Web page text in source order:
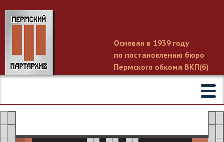
Основан в 1939 году
по постановлению бюро
Пермского обкома ВКП(б)